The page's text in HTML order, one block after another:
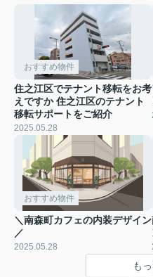
おすすめ物件
住之江区でテナント移転をお考
えですか 住之江区のテナント
移転サポートをご紹介
2025.05.28
おすすめ物件
＼南森町カフェの内装デザイン
／
2025.05.28
も